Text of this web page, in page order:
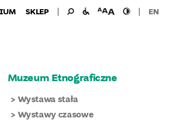
SKLEP Wyszukaj
Wyszukiwanie
dla:
udogodnieniawielkość
czcionki
wysoki
kontrast
EN
Muzeum Etnograficzne
Wystawa stała
Wystawy czasowe